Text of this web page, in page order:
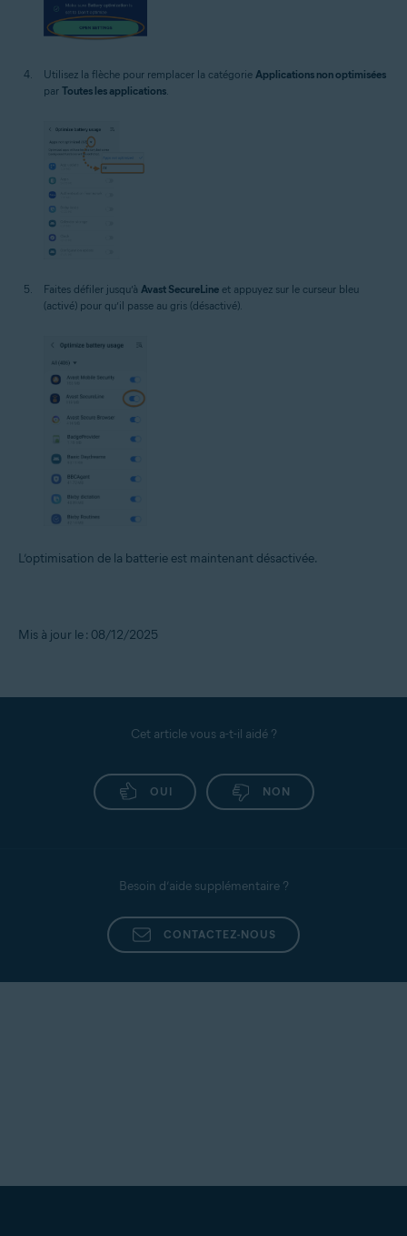
Utilisez la flèche pour remplacer la catégorie Applications non optimisées
par Toutes les applications
Faites défiler jusqu’à Avast SecureLine et appuyez sur le curseur bleu
(activé) pour qu’il passe au gris (désactivé).
L’optimisation de la batterie est maintenant désactivée.
Mis à jour le : 08/12/2025
Cet article vous a-t-il aidé ?
OUI NON
Besoin d’aide supplémentaire ?
CONTACTEZ-NOUS